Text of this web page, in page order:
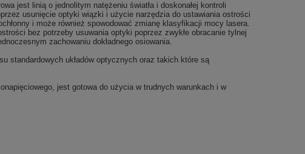
jest linią o jednolitym natężeniu światła i doskonałej kontroli
usunięcie optyki wiązki i użycie narzędzia do ustawiania ostrości
i może również spowodować zmianę klasyfikacji mocy lasera.
bez potrzeby usuwania optyki poprzez zwykłe obracanie tylnej
zachowaniu dokładnego osiowania.
standardowych układów optycznych oraz takich które są
jest gotowa do użycia w trudnych warunkach i w